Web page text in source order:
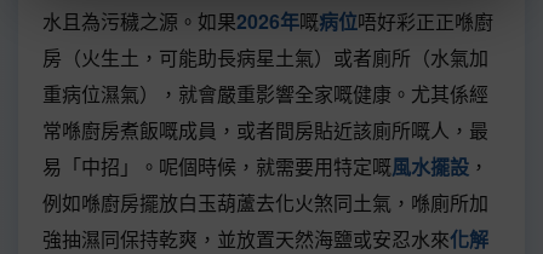
水且為污穢之源。如果2026年嘅病位唔好彩正正喺廚
房（火生土，可能助長病星土氣）或者廁所（水氣加
重病位濕氣），就會嚴重影響全家嘅健康。尤其係經
常喺廚房煮飯嘅成員，或者間房貼近該廁所嘅人，最
易「中招」。呢個時候，就需要用特定嘅風水擺設 ，
例如喺廚房擺放白玉葫蘆去化火煞同土氣，喺廁所加
強抽濕同保持乾爽，並放置天然海鹽或安忍水來化解